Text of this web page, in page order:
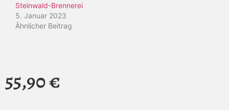
Steinwald-Brennerei
5. Januar 2023
Ähnlicher Beitrag
55,90€